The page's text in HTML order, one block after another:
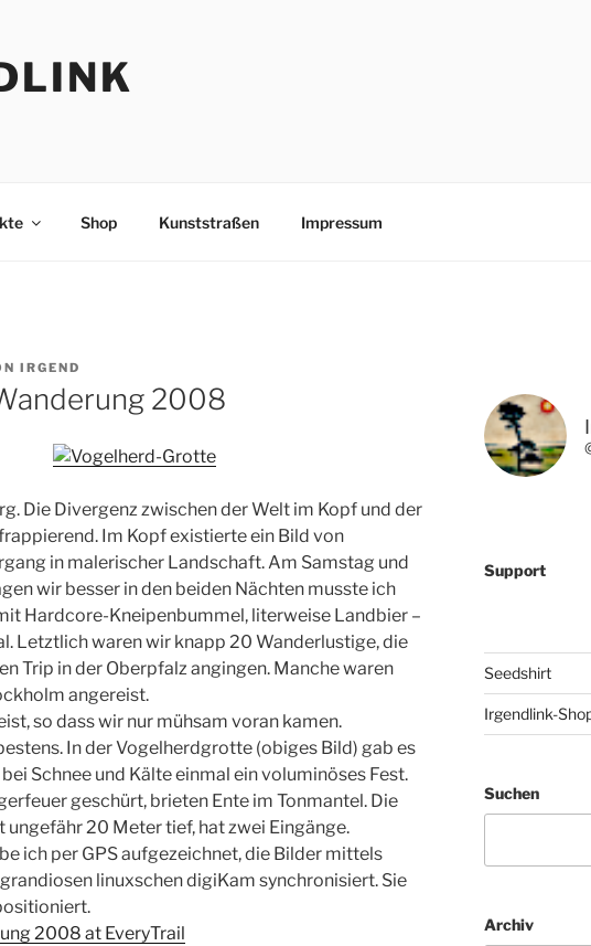
Shop Kunststraßen Impressum
IRGEND
2008
Die Divergenz zwischen der Welt im Kopf und der
Im Kopf existierte ein Bild von
in malerischer Landschaft. Am Samstag und
wir besser in den beiden Nächten musste ich
Hardcore-Kneipenbummel, literweise Landbier –
Letztlich waren wir knapp 20 Wanderlustige, die
Trip in der Oberpfalz angingen. Manche waren
angereist.
so dass wir nur mühsam voran kamen.
In der Vogelherdgrotte (obiges Bild) gab es
Schnee und Kälte einmal ein voluminöses Fest.
geschürt, brieten Ente im Tonmantel. Die
20 Meter tief, hat zwei Eingänge.
ich per GPS aufgezeichnet, die Bilder mittels
linuxschen digiKam synchronisiert. Sie
2008 at EveryTrail
Support
Seedshirt
Irgendlink-
Suchen
Archiv